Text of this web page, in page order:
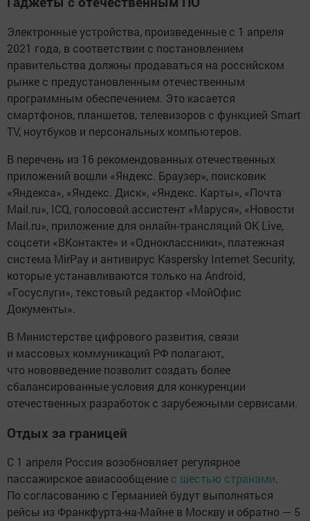
Электронные устройства, произведенные с 1 апреля
2021 года, в соответствии с постановлением
правительства должны продаваться на российском
рынке с предустановленным отечественным
программным обеспечением. Это касается
смартфонов, планшетов, телевизоров с функцией Smart
TV, ноутбуков и персональных компьютеров.
В перечень из 16 рекомендованных отечественных
приложений вошли «Яндекс. Браузер», поисковик
«Яндекса», «Яндекс. Диск», «Яндекс. Карты», «Почта
Mail.ru», ICQ, голосовой ассистент «Маруся», «Новости
Mail.ru», приложение для онлайн-трансляций OK Live,
соцсети «ВКонтакте» и «Одноклассники», платежная
система MirPay и антивирус Kaspersky Internet Security,
которые устанавливаются только на Android,
«Госуслуги», текстовый редактор «МойОфис
Документы».
В Министерстве цифрового развития, связи
и массовых коммуникаций РФ полагают,
что нововведение позволит создать более
сбалансированные условия для конкуренции
отечественных разработок с зарубежными сервисами.
Отдых за границей
С 1 апреля Россия возобновляет регулярное
пассажирское авиасообщение с шестью странами.
По согласованию с Германией будут выполняться
рейсы из Франкфурта-на-Майне в Москву и обратно — 5